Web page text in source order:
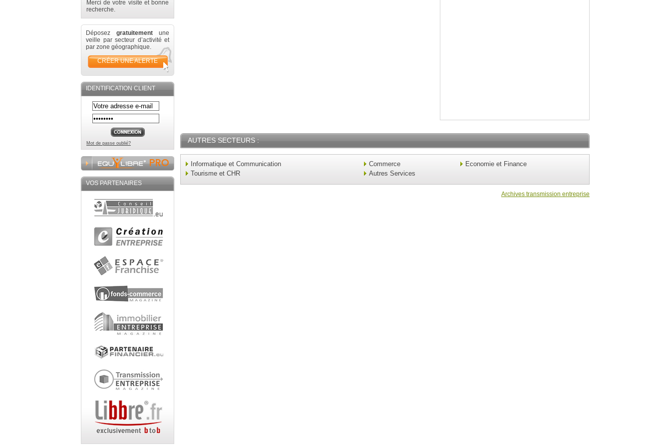
Merci de votre visite et bonne
recherche.
Déposez gratuitement une
veille par secteur d’activité et
par zone géographique.
CRÉER UNE ALERTE
IDENTIFICATION CLIENT
Mot de passe oublié?
VOS PARTENAIRES
AUTRES SECTEURS :
Informatique et Communication
Tourisme et CHR
Commerce
Autres Services
Economie et Finance
Archives transmission entreprise